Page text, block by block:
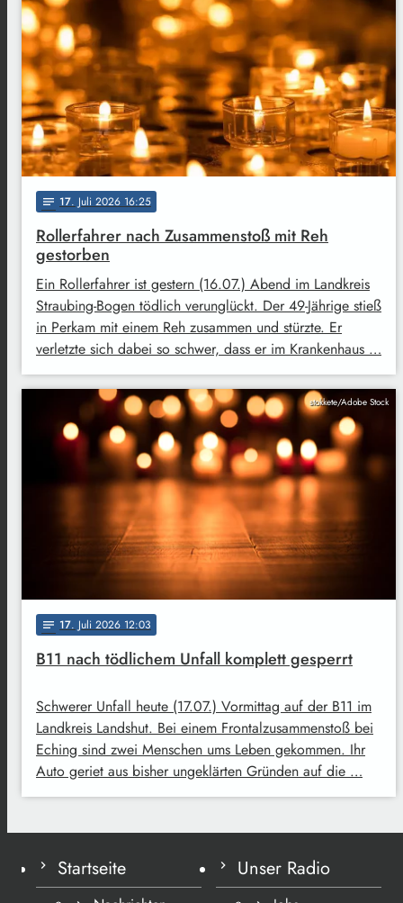
notes 17. Juli 2026 16:25
Rollerfahrer nach Zusammenstoß mit Reh
gestorben
Ein Rollerfahrer ist gestern (16.07.) Abend im Landkreis
Straubing-Bogen tödlich verunglückt. Der 49-Jährige stieß
in Perkam mit einem Reh zusammen und stürzte. Er
verletzte sich dabei so schwer, dass er im Krankenhaus …
stokkete/Adobe Stock
notes 17. Juli 2026 12:03
B11 nach tödlichem Unfall komplett gesperrt
Schwerer Unfall heute (17.07.) Vormittag auf der B11 im
Landkreis Landshut. Bei einem Frontalzusammenstoß bei
Eching sind zwei Menschen ums Leben gekommen. Ihr
Auto geriet aus bisher ungeklärten Gründen auf die …
Startseite Unser Radio